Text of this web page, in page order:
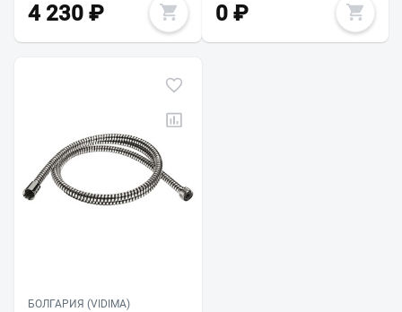
4 230 ₽ 0₽
БОЛГАРИЯ (VIDIMA)